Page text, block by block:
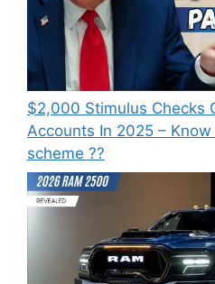
⁠$2,000 Stimulus Checks
Accounts In 2025 – Know
scheme ??